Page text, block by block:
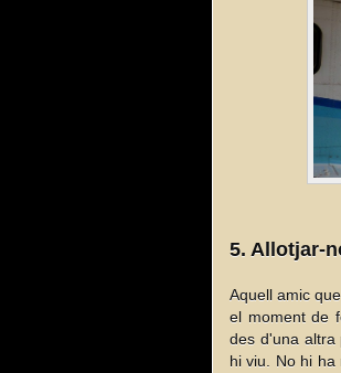
5. Allotjar-
Aquell amic
el moment de
des d'una altra
hi viu. No hi